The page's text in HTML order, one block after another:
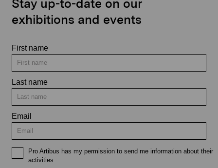
Stay up-to-date on our
exhibitions and events
First name
Last name
Email
Pro Artibus has my permission to send me information about their
activities